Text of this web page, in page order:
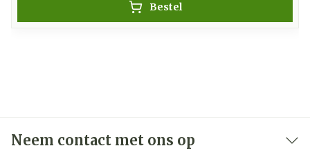
Bestel
Neem contact met ons op